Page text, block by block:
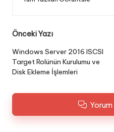
Post
navigation
Önceki Yazı
Windows Server 2016 ISCSI
Target Rolünün Kurulumu ve
Disk Ekleme İşlemleri
Yorum